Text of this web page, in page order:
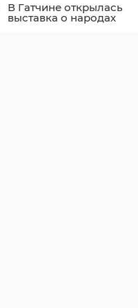
В Гатчине открылась
выставка о народах
Севера и ледоколе